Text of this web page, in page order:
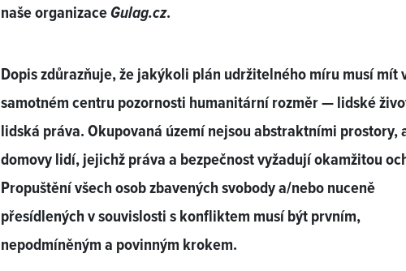
naše organizaceGulag.cz.
Dopis zdůrazňuje, že jakýkoli plán udržitelného míru musí mít
samotném centru pozornosti humanitární rozměr — lidské
lidská práva. Okupovaná území nejsou abstraktními prostory,
domovy lidí, jejichž práva a bezpečnost vyžadují okamžitou
Propuštění všech osob zbavených svobody a/nebo nuceně
přesídlených v souvislosti s konfliktem musí být prvním,
nepodmíněným a povinným krokem.